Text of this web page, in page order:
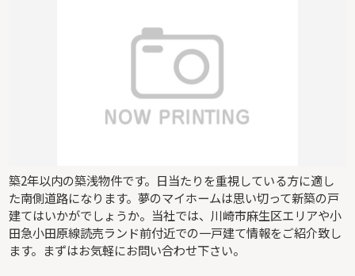
築2年以内の築浅物件です。日当たりを重視している方に適し
た南側道路になります。夢のマイホームは思い切って新築の戸
建てはいかがでしょうか。当社では、川崎市麻生区エリアや小
田急小田原線読売ランド前付近での一戸建て情報をご紹介致し
ます。まずはお気軽にお問い合わせ下さい。